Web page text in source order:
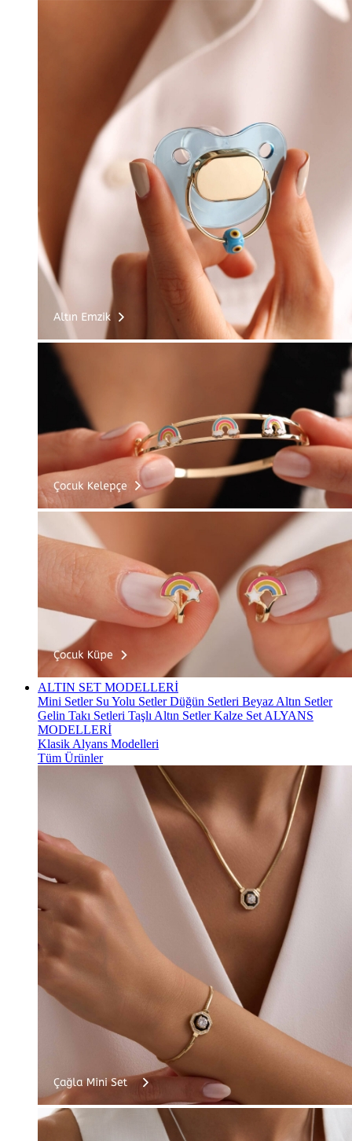
ALTIN SET MODELLERİ
Mini Setler Su Yolu SetlerDüğün Setleri Beyaz Altın Setler
Gelin Takı Setleri Taşlı Altın SetlerKalze Set ALYANS
MODELLERİ
Klasik Alyans Modelleri
Tüm Ürünler